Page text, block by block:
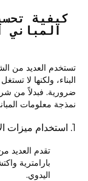
كيفية
تستخدم العديد من
البناء، ولكنها لا
ضرورية. فبدلاً من
نمذجة معلومات
1. استخدام ميزات الأتمتة المدمجة
تقدم العديد
بارامترية
اليدوي.